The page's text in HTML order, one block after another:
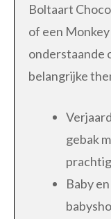
Boltaart
of een
onderstaande
belangrijke
gebak
Baby